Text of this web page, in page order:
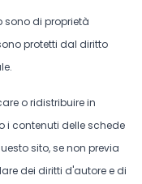
sono di proprietà
protetti dal diritto
o ridistribuire in
i contenuti delle schede
sito, se non previa
dei diritti d'autore e di